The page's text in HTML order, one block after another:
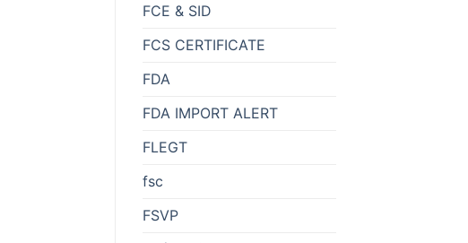
FCE & SID
FCS CERTIFICATE
FDA
FDA IMPORT ALERT
FLEGT
fsc
FSVP